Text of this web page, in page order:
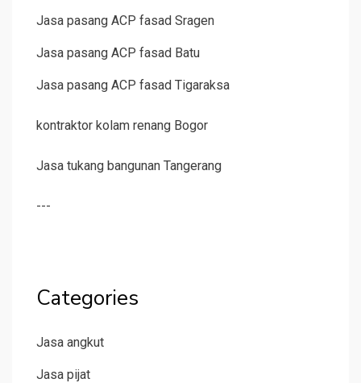
Jasa pasang ACP fasad Sragen
Jasa pasang ACP fasad Batu
Jasa pasang ACP fasad Tigaraksa
kontraktor kolam renang Bogor
Jasa tukang bangunan Tangerang
---
Categories
Jasa angkut
Jasa pijat